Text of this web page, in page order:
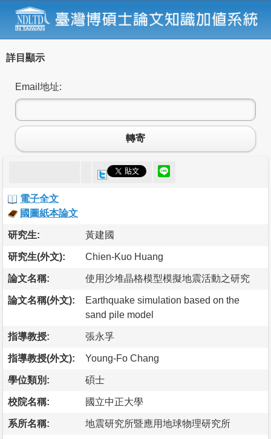
詳目顯示
Email地址:
轉寄
電子全文
國圖紙本論文
研究生: 黃建國
研究生(外文): Chien-Kuo Huang
論文名稱: 使用沙堆晶格模型模擬地震活動之研究
論文名稱(外文):
Earthquake simulation based on the
sand pile model
指導教授: 張永孚
指導教授(外文): Young-Fo Chang
學位類別: 碩士
校院名稱: 國立中正大學
系所名稱: 地震研究所暨應用地球物理研究所